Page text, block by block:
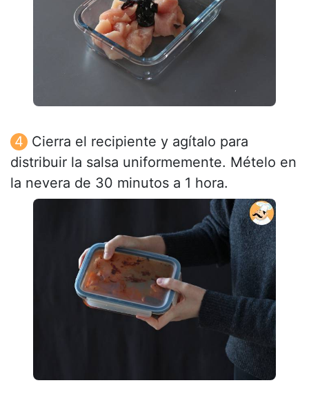
Cierra el recipiente y agítalo para
distribuir la salsa uniformemente. Mételo en
la nevera de 30 minutos a 1 hora.